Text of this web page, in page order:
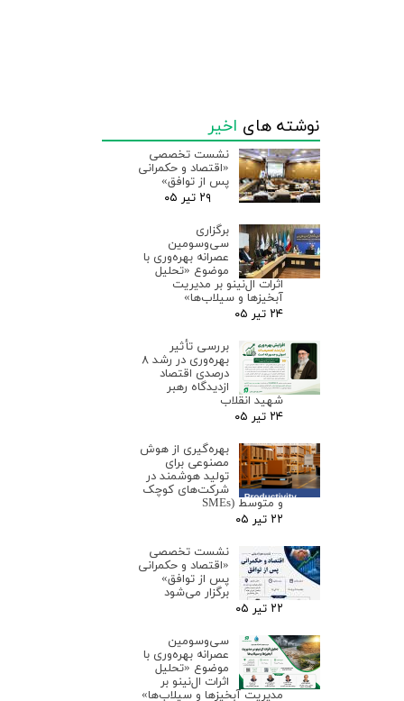
نوشته های اخیر
نشست تخصصی
«اقتصاد و حکمرانی
پس از توافق»
۲۹ تیر ۰۵
برگزاری
سی‌وسومین
عصرانه بهره‌وری با
موضوع «تحلیل
اثرات ال‌نینو بر مدیریت
آبخیزها و سیلاب‌ها»
۲۴ تیر ۰۵
بررسی تأثیر
بهره‌وری در رشد ۸
درصدی اقتصاد
ازدیدگاه رهبر
شهید انقلاب
۲۴ تیر ۰۵
بهره‌گیری از هوش
مصنوعی برای
تولید هوشمند در
شرکت‌های کوچک
و متوسط (SMEs
۲۲ تیر ۰۵
نشست تخصصی
«اقتصاد و حکمرانی
پس از توافق»
برگزار می‌شود
۲۲ تیر ۰۵
سی‌وسومین
عصرانه بهره‌وری با
موضوع «تحلیل
اثرات ال‌نینو بر
مدیریت آبخیزها و سیلاب‌ها»